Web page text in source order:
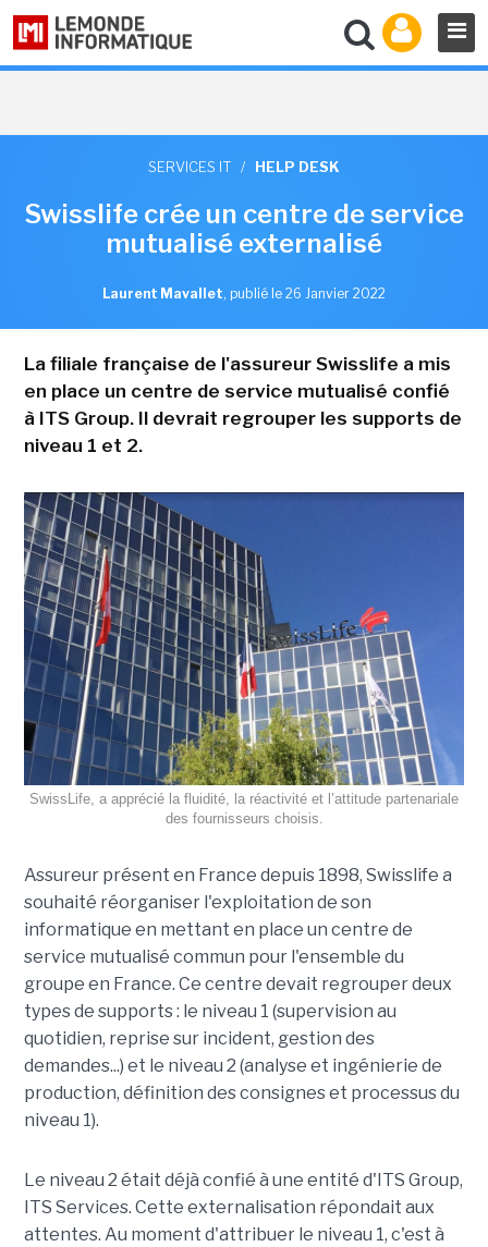
SERVICES IT / HELP DESK
Swisslife crée un centre de service
mutualisé externalisé
Laurent Mavallet, publié le 26 Janvier 2022
La filiale française de l'assureur Swisslife a mis
en place un centre de service mutualisé confié
à ITS Group. Il devrait regrouper les supports de
niveau 1 et 2.
SwissLife, a apprécié la fluidité, la réactivité et l’attitude partenariale
des fournisseurs choisis.
Assureur présent en France depuis 1898, Swisslife a
souhaité réorganiser l'exploitation de son
informatique en mettant en place un centre de
service mutualisé commun pour l'ensemble du
groupe en France. Ce centre devait regrouper deux
types de supports : le niveau 1 (supervision au
quotidien, reprise sur incident, gestion des
demandes...) et le niveau 2 (analyse et ingénierie de
production, définition des consignes et processus du
niveau 1).
Le niveau 2 était déjà confié à une entité d'ITS Group,
ITS Services. Cette externalisation répondait aux
attentes. Au moment d'attribuer le niveau 1, c'est à